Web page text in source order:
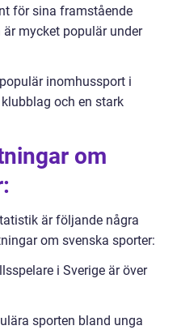
för sina framstående
är mycket populär under
inomhussport i
och en stark
om
är följande några
om svenska sporter:
i Sverige är över
sporten bland unga